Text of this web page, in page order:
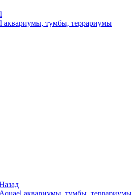
аквариумы, тумбы, террариумы
Aquael аквариумы, тумбы, террариумы